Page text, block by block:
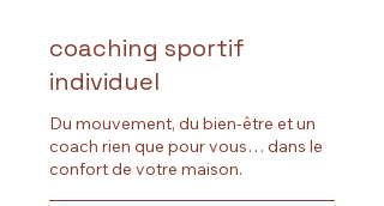
coaching sportif
individuel
Du mouvement, du bien-être et un
coach rien que pour vous… dans le
confort de votre maison.